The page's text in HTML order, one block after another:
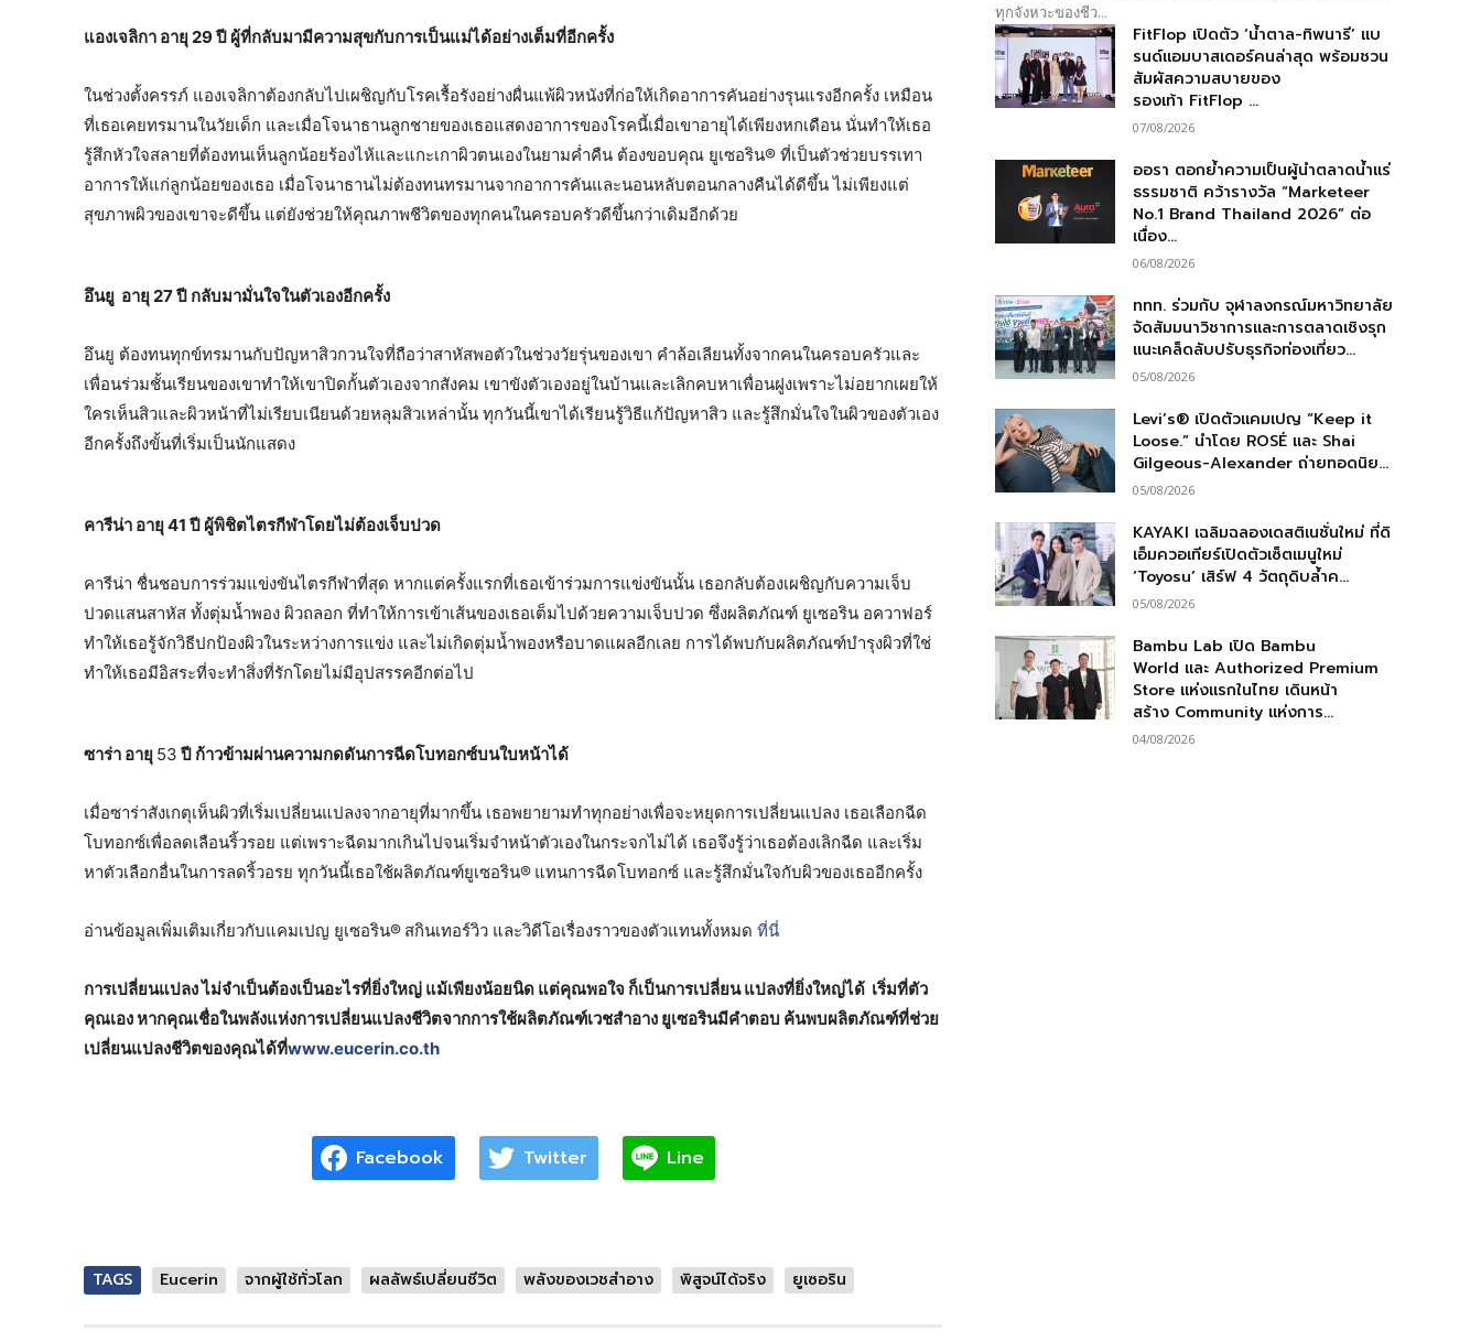
แองเจลิกา อายุ 29 ปี ผู้ที่กลับมามีความสุขกับการเป็นแม่ได้อย่างเต็มที่อีกครั้ง
ในช่วงตั้งครรภ์ แองเจลิกาต้องกลับไปเผชิญกับโรคเรื้อรังอย่างผื่นแพ้ผิวหนังที่ก่อให้เกิดอาการคันอย่างรุนแรงอีกครั้ง เหมือน
ที่เธอเคยทรมานในวัยเด็ก และเมื่อโจนาธานลูกชายของเธอแสดงอาการของโรคนี้เมื่อเขาอายุได้เพียงหกเดือน นั่นทำให้เธอ
รู้สึกหัวใจสลายที่ต้องทนเห็นลูกน้อยร้องไห้และแกะเกาผิวตนเองในยามค่ำคืน ต้องขอบคุณ ยูเซอริน® ที่เป็นตัวช่วยบรรเทา
อาการให้แก่ลูกน้อยของเธอ เมื่อโจนาธานไม่ต้องทนทรมานจากอาการคันและนอนหลับตอนกลางคืนได้ดีขึ้น ไม่เพียงแต่
สุขภาพผิวของเขาจะดีขึ้น แต่ยังช่วยให้คุณภาพชีวิตของทุกคนในครอบครัวดีขึ้นกว่าเดิมอีกด้วย
อึนยู อายุ 27 ปี กลับมามั่นใจในตัวเองอีกครั้ง
อึนยู ต้องทนทุกข์ทรมานกับปัญหาสิวกวนใจที่ถือว่าสาหัสพอตัวในช่วงวัยรุ่นของเขา คำล้อเลียนทั้งจากคนในครอบครัวและ
เพื่อนร่วมชั้นเรียนของเขาทำให้เขาปิดกั้นตัวเองจากสังคม เขาขังตัวเองอยู่ในบ้านและเลิกคบหาเพื่อนฝูงเพราะไม่อยากเผยให้
ใครเห็นสิวและผิวหน้าที่ไม่เรียบเนียนด้วยหลุมสิวเหล่านั้น ทุกวันนี้เขาได้เรียนรู้วิธีแก้ปัญหาสิว และรู้สึกมั่นใจในผิวของตัวเอง
อีกครั้งถึงขั้นที่เริ่มเป็นนักแสดง
คารีน่า อายุ41 ปี ผู้พิชิตไตรกีฬาโดยไม่ต้องเจ็บปวด
คารีน่า ชื่นชอบการร่วมแข่งขันไตรกีฬาที่สุด หากแต่ครั้งแรกที่เธอเข้าร่วมการแข่งขันนั้น เธอกลับต้องเผชิญกับความเจ็บ
ปวดแสนสาหัส ทั้งตุ่มน้ำพอง ผิวถลอก ที่ทำให้การเข้าเส้นของเธอเต็มไปด้วยความเจ็บปวด ซึ่งผลิตภัณฑ์ ยูเซอริน อควาฟอร์
ทำให้เธอรู้จักวิธีปกป้องผิวในระหว่างการแข่ง และไม่เกิดตุ่มน้ำพองหรือบาดแผลอีกเลย การได้พบกับผลิตภัณฑ์บำรุงผิวที่ใช่
ทำให้เธอมีอิสระที่จะทำสิ่งที่รักโดยไม่มีอุปสรรคอีกต่อไป
ซาร่า อายุ 53 ปี ก้าวข้ามผ่านความกดดันการฉีดโบทอกซ์บนใบหน้าได้
เมื่อซาร่าสังเกตุเห็นผิวที่เริ่มเปลี่ยนแปลงจากอายุที่มากขึ้น เธอพยายามทำทุกอย่างเพื่อจะหยุดการเปลี่ยนแปลง เธอเลือกฉีด
โบทอกซ์เพื่อลดเลือนริ้วรอย แต่เพราะฉีดมากเกินไปจนเริ่มจำหน้าตัวเองในกระจกไม่ได้ เธอจึงรู้ว่าเธอต้องเลิกฉีด และเริ่ม
หาตัวเลือกอื่นในการลดริ้วอรย ทุกวันนี้เธอใช้ผลิตภัณฑ์ยูเซอริน® แทนการฉีดโบทอกซ์ และรู้สึกมั่นใจกับผิวของเธออีกครั้ง
อ่านข้อมูลเพิ่มเติมเกี่ยวกับแคมเปญ ยูเซอริน® สกินเทอร์วิว และวิดีโอเรื่องราวของตัวแทนทั้งหมด ที่นี่
การเปลี่ยนแปลง ไม่จำเป็นต้องเป็นอะไรที่ยิ่งใหญ่ แม้เพียงน้อยนิด แต่คุณพอใจ ก็เป็นการเปลี่ยน แปลงที่ยิ่งใหญ่ได้ เริ่มที่ตัว
คุณเอง หากคุณเชื่อในพลังแห่งการเปลี่ยนแปลงชีวิตจากการใช้ผลิตภัณฑ์เวชสำอาง ยูเซอรินมีคำตอบ ค้นพบผลิตภัณฑ์ที่ช่วย
เปลี่ยนแปลงชีวิตของคุณได้ที่www.eucerin.co.th
Facebook Twitter Line
TAGS Eucerin จากผู้ใช้ทั่วโลก ผลลัพธ์เปลี่ยนชีวิต พลังของเวชสำอาง พิสูจน์ได้จริง ยูเซอริน
ทุกจังหวะของชีว...
FitFlop เปิดตัว ‘น้ำตาล-ทิพนารี’ แบ
รนด์แอมบาสเดอร์คนล่าสุด พร้อมชวน
สัมผัสความสบายของ
รองเท้า FitFlop ...
07/08/2026
ออรา ตอกย้ำความเป็นผู้นำตลาดน้ำแร่
ธรรมชาติ คว้ารางวัล “Marketeer
No.1 Brand Thailand 2026” ต่อ
เนื่อง...
06/08/2026
ททท. ร่วมกับ จุฬาลงกรณ์มหาวิทยาลัย
จัดสัมมนาวิชาการและการตลาดเชิงรุก
แนะเคล็ดลับปรับธุรกิจท่องเที่ยว...
05/08/2026
Levi’s® เปิดตัวแคมเปญ “Keep it
Loose.” นำโดย ROSÉ และ Shai
Gilgeous-Alexander ถ่ายทอดนิย...
05/08/2026
KAYAKI เฉลิมฉลองเดสติเนชั่นใหม่ ที่ดิ
เอ็มควอเทียร์เปิดตัวเซ็ตเมนูใหม่
‘Toyosu’ เสิร์ฟ 4 วัตถุดิบล้ำค...
05/08/2026
Bambu Lab เปิด Bambu
World และ Authorized Premium
Store แห่งแรกในไทย เดินหน้า
สร้าง Community แห่งการ...
04/08/2026